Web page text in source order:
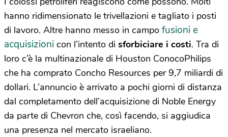
hanno ridimensionato le trivellazioni e tagliato i posti
di lavoro. Altre hanno messo in campo fusioni e
acquisizioni con l’intento di sforbiciare i costi. Tra di
loro c’è la multinazionale di Houston ConocoPhilips
che ha comprato Concho Resources per 9,7 miliardi di
dollari. L’annuncio è arrivato a pochi giorni di distanza
dal completamento dell’acquisizione di Noble Energy
da parte di Chevron che, così facendo, si aggiudica
una presenza nel mercato israeliano.